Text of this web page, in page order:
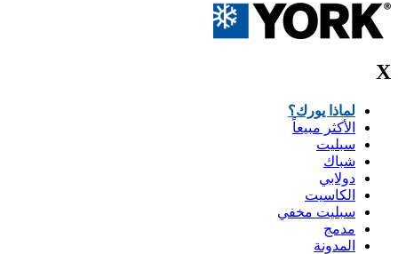
X
لماذا يورك؟
الأكثر مبيعاً
سبليت
شباك
دولابي
الكاسيت
سبليت مخفي
مدمج
المدونة